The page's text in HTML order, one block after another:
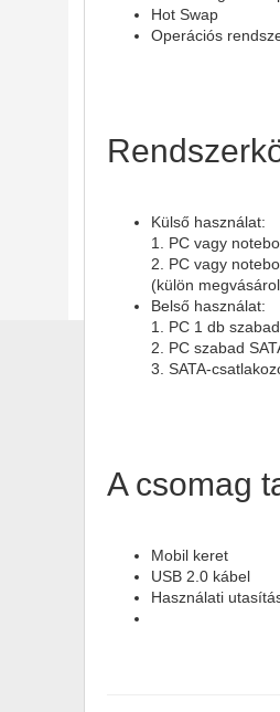
Hot Swap
Operációs
Külső használat:
1. PC vagy
2. PC vagy
(külön
Belső használat:
1. PC 1 db
2. PC szabad
3. SATA-
A csomag
Mobil keret
USB 2.0 kábel
Használati